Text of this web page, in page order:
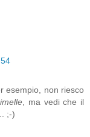
esempio, non riesco
, ma vedi che il
;-)